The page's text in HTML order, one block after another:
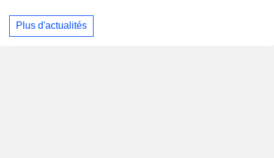
Plus d'actualités